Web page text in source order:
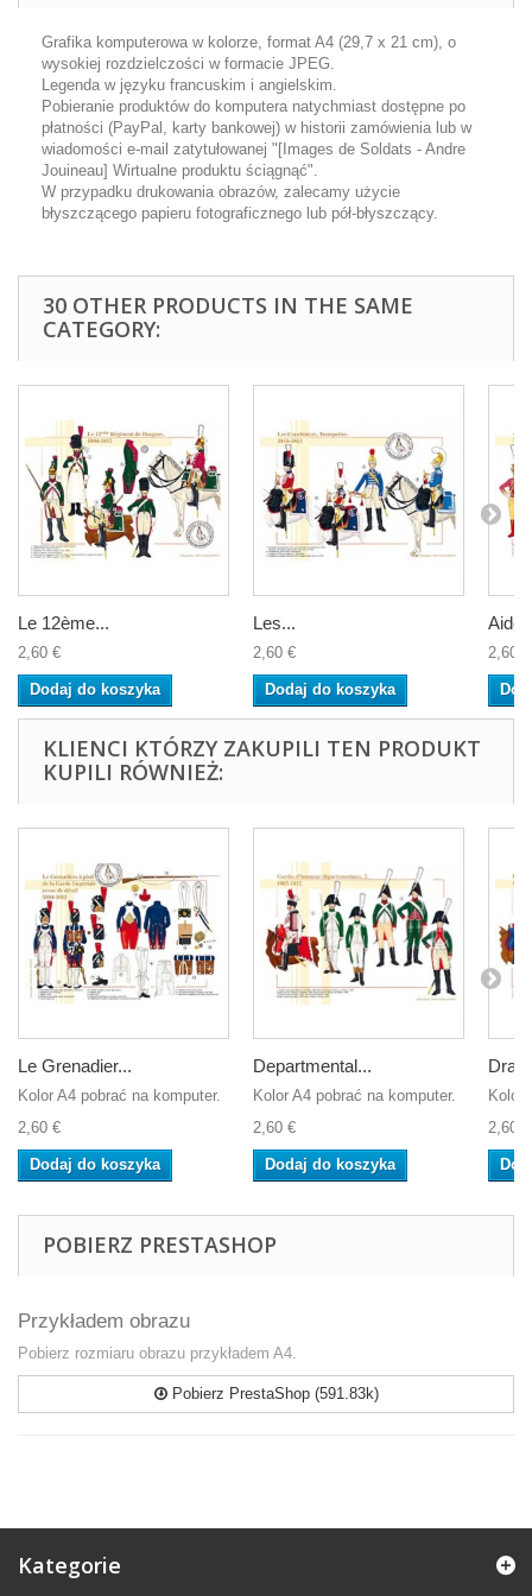
Grafika komputerowa w kolorze, format A4 (29,7 x 21 cm), o
wysokiej rozdzielczości w formacie JPEG.
Legenda w języku francuskim i angielskim.
Pobieranie produktów do komputera natychmiast dostępne po
płatności (PayPal, karty bankowej) w historii zamówienia lub w
wiadomości e-mail zatytułowanej "[Images de Soldats - Andre
Jouineau] Wirtualne produktu ściągnąć".
W przypadku drukowania obrazów, zalecamy użycie
błyszczącego papieru fotograficznego lub pół-błyszczący.
30 OTHER PRODUCTS IN THE SAME
CATEGORY:
Le 12ème...
2,60 €
Dodaj do koszyka
Les...
2,60 €
Dodaj do koszyka
Aide
2,60 €
KLIENCI KTÓRZY ZAKUPILI TEN PRODUKT
KUPILI RÓWNIEŻ:
Le Grenadier...
Kolor A4 pobrać na komputer.
2,60 €
Dodaj do koszyka
Departmental...
Kolor A4 pobrać na komputer.
2,60 €
Dodaj do koszyka
Kolor
2,60 €
POBIERZ PRESTASHOP
Przykładem obrazu
Pobierz rozmiaru obrazu przykładem A4.
Pobierz PrestaShop (591.83k)
Kategorie